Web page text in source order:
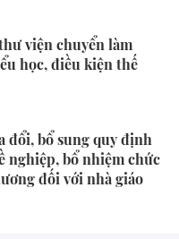
viện chuyển làm
học, điều kiện thế
đổi, bổ sung quy định
nghiệp, bổ nhiệm chức
đối với nhà giáo